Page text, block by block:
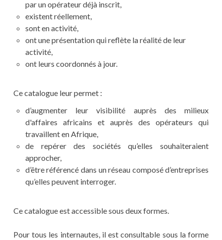
par un opérateur déjà inscrit,
existent réellement,
sont en activité,
ont une présentation qui reflète la réalité de leur
activité,
ont leurs coordonnés à jour.
Ce catalogue leur permet :
d’augmenter leur visibilité auprès des milieux
d'affaires africains et auprès des opérateurs qui
travaillent en Afrique,
de repérer des sociétés qu’elles souhaiteraient
approcher,
d’être référencé dans un réseau composé d’entreprises
qu’elles peuvent interroger.
Ce catalogue est accessible sous deux formes.
Pour tous les internautes, il est consultable sous la forme